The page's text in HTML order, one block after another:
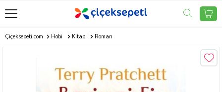
Çiçeksepeti.com Hobi Kitap Roman